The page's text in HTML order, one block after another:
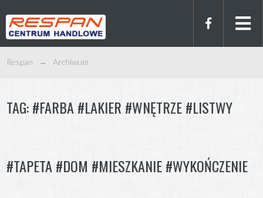
Respan → Archiwum
TAG:#FARBA #LAKIER #WNĘTRZE #LISTWY
#TAPETA #DOM #MIESZKANIE #WYKOŃCZENIE